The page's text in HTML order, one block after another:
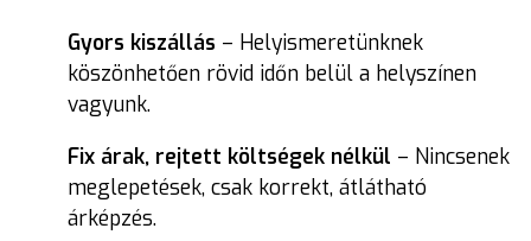
Gyors kiszállás – Helyismeretünknek
köszönhetően rövid időn belül a helyszínen
vagyunk.
Fix árak, rejtett költségek nélkül – Nincsenek
meglepetések, csak korrekt, átlátható
árképzés.